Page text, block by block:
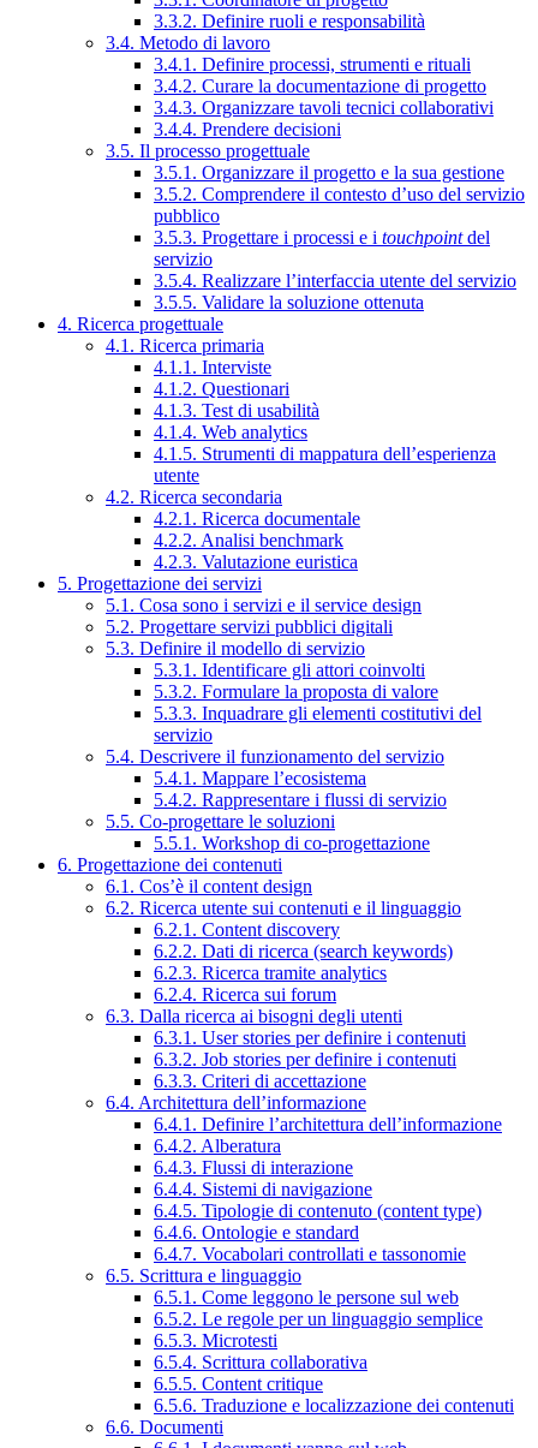
3.3.2. Definire ruoli e responsabilità
3.4. Metodo di lavoro
3.4.1. Definire processi, strumenti e rituali
3.4.2. Curare la documentazione di progetto
3.4.3. Organizzare tavoli tecnici collaborativi
3.4.4. Prendere decisioni
3.5. Il processo progettuale
3.5.1. Organizzare il progetto e la sua gestione
3.5.2. Comprendere il contesto d’uso del servizio
pubblico
3.5.3. Progettare i processi e i touchpointdel
servizio
3.5.4. Realizzare l’interfaccia utente del servizio
3.5.5. Validare la soluzione ottenuta
4. Ricerca progettuale
4.1. Ricerca primaria
4.1.1. Interviste
4.1.2. Questionari
4.1.3. Test di usabilità
4.1.4. Web analytics
4.1.5. Strumenti di mappatura dell’esperienza
utente
4.2. Ricerca secondaria
4.2.1. Ricerca documentale
4.2.2. Analisi benchmark
4.2.3. Valutazione euristica
5. Progettazione dei servizi
5.1. Cosa sono i servizi e il service design
5.2. Progettare servizi pubblici digitali
5.3. Definire il modello di servizio
5.3.1. Identificare gli attori coinvolti
5.3.2. Formulare la proposta di valore
5.3.3. Inquadrare gli elementi costitutivi del
servizio
5.4. Descrivere il funzionamento del servizio
5.4.1. Mappare l’ecosistema
5.4.2. Rappresentare i flussi di servizio
5.5. Co-progettare le soluzioni
5.5.1. Workshop di co-progettazione
6. Progettazione dei contenuti
6.1. Cos’è il content design
6.2. Ricerca utente sui contenuti e il linguaggio
6.2.1. Content discovery
6.2.2. Dati di ricerca (search keywords)
6.2.3. Ricerca tramite analytics
6.2.4. Ricerca sui forum
6.3. Dalla ricerca ai bisogni degli utenti
6.3.1. User stories per definire i contenuti
6.3.2. Job stories per definire i contenuti
6.3.3. Criteri di accettazione
6.4. Architettura dell’informazione
6.4.1. Definire l’architettura dell’informazione
6.4.2. Alberatura
6.4.3. Flussi di interazione
6.4.4. Sistemi di navigazione
6.4.5. Tipologie di contenuto (content type)
6.4.6. Ontologie e standard
6.4.7. Vocabolari controllati e tassonomie
6.5. Scrittura e linguaggio
6.5.1. Come leggono le persone sul web
6.5.2. Le regole per un linguaggio semplice
6.5.3. Microtesti
6.5.4. Scrittura collaborativa
6.5.5. Content critique
6.5.6. Traduzione e localizzazione dei contenuti
6.6. Documenti